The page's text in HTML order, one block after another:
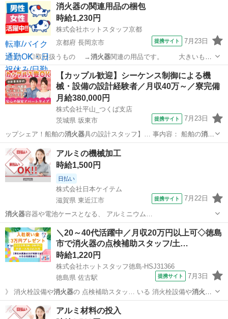
消火器の関連用品の梱包
時給1,230円
株式会社ホットスタッフ京都
京都府 長岡京市
提携サイト 7月23日
;:*:;:* ◎取り扱うもの →消火器関連の用品です。 大きいもの
で３０…
京都 長岡京市 仕分け
【カップル歓迎】シーケンス制御による機
械・設備の設計経験者／月収40万～／寮完備
月給380,000円
株式会社平山_つくば支店
茨城県 坂東市
提携サイト 7月23日
ップシェア！船舶の消火器 具の設計スタッフ】… 事内容： 船舶の消火
器具・消火装置の設計… 舶に搭載されている消火器具・消火装置の
設…
茨城 坂東市
アルミの機械加工
時給1,500円
日払い
株式会社日本ケイテム
滋賀県 東近江市
提携サイト 7月22日
消火器容器や電池ケースとなる、 アルミニウム…
滋賀 東近江市 仕分け
＼20～40代活躍中／月収20万円以上可◇徳島
市で消火器の点検補助スタッフ/土…
時給1,220円
株式会社ホットスタッフ徳島-HSJ31366
徳島県 佐古駅
提携サイト 7月3日
》 消火栓設備や消火器の 点検補助スタッ… いる 消火栓設備や消火器
の点検に同行し 点…
徳島 佐古駅 その他
アルミ材料の投入